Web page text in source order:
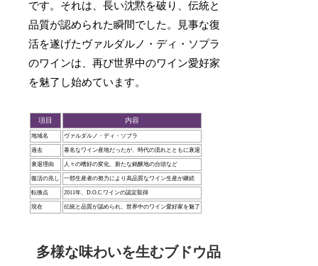
です。それは、長い沈黙を破り、伝統と
品質が認められた瞬間でした。見事な復
活を遂げたヴァルダルノ・ディ・ソプラ
のワインは、再び世界中のワイン愛好家
を魅了し始めています。
項目 内容
地域名 ヴァルダルノ・ディ・ソプラ
過去 著名なワイン産地だったが、時代の流れとともに衰退
衰退理由 人々の嗜好の変化、新たな銘醸地の台頭など
復活の兆し 一部生産者の努力により高品質なワイン生産が継続
転換点 2011年、D.O.C.ワインの認定取得
現在 伝統と品質が認められ、世界中のワイン愛好家を魅了
多様な味わいを生むブドウ品